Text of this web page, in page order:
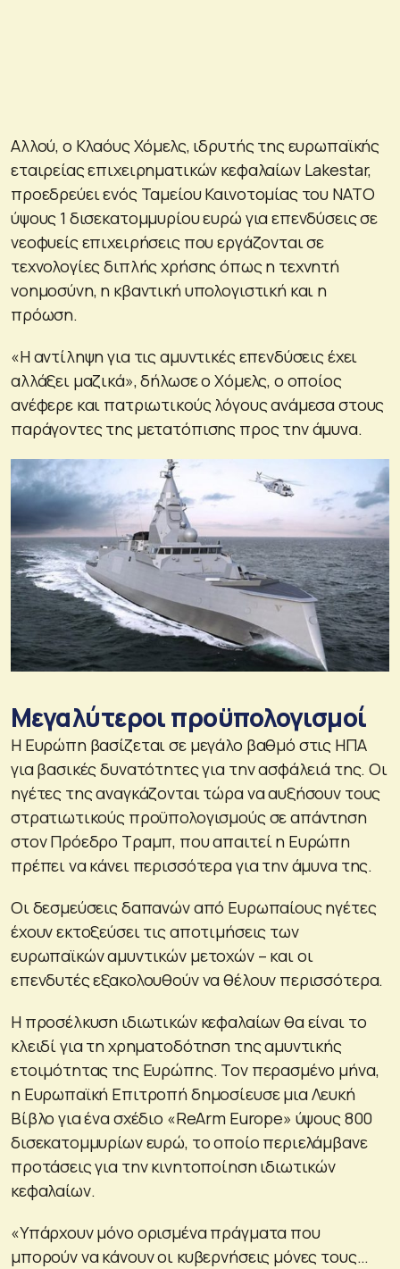
Αλλού, ο Κλαόυς Χόμελς, ιδρυτής της ευρωπαϊκής
εταιρείας επιχειρηματικών κεφαλαίων Lakestar,
προεδρεύει ενός Ταμείου Καινοτομίας του ΝΑΤΟ
ύψους 1 δισεκατομμυρίου ευρώ για επενδύσεις σε
νεοφυείς επιχειρήσεις που εργάζονται σε
τεχνολογίες διπλής χρήσης όπως η τεχνητή
νοημοσύνη, η κβαντική υπολογιστική και η
πρόωση.
«Η αντίληψη για τις αμυντικές επενδύσεις έχει
αλλάξει μαζικά», δήλωσε ο Χόμελς, ο οποίος
ανέφερε και πατριωτικούς λόγους ανάμεσα στους
παράγοντες της μετατόπισης προς την άμυνα.
Μεγαλύτεροι προϋπολογισμοί
Η Ευρώπη βασίζεται σε μεγάλο βαθμό στις ΗΠΑ
για βασικές δυνατότητες για την ασφάλειά της. Οι
ηγέτες της αναγκάζονται τώρα να αυξήσουν τους
στρατιωτικούς προϋπολογισμούς σε απάντηση
στον Πρόεδρο Τραμπ, που απαιτεί η Ευρώπη
πρέπει να κάνει περισσότερα για την άμυνα της.
Οι δεσμεύσεις δαπανών από Ευρωπαίους ηγέτες
έχουν εκτοξεύσει τις αποτιμήσεις των
ευρωπαϊκών αμυντικών μετοχών – και οι
επενδυτές εξακολουθούν να θέλουν περισσότερα.
Η προσέλκυση ιδιωτικών κεφαλαίων θα είναι το
κλειδί για τη χρηματοδότηση της αμυντικής
ετοιμότητας της Ευρώπης. Τον περασμένο μήνα,
η Ευρωπαϊκή Επιτροπή δημοσίευσε μια Λευκή
Βίβλο για ένα σχέδιο «ReArm Europe» ύψους 800
δισεκατομμυρίων ευρώ, το οποίο περιελάμβανε
προτάσεις για την κινητοποίηση ιδιωτικών
κεφαλαίων.
«Υπάρχουν μόνο ορισμένα πράγματα που
μπορούν να κάνουν οι κυβερνήσεις μόνες τους…